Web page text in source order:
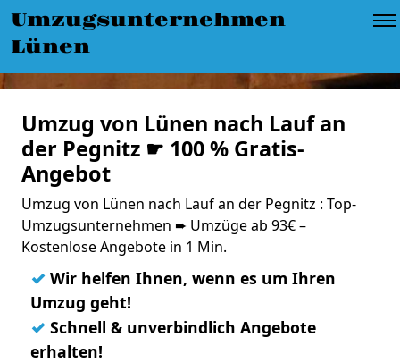
Umzugsunternehmen
Lünen
Umzug von Lünen nach Lauf an
der Pegnitz ☛ 100 % Gratis-
Angebot
Umzug von Lünen nach Lauf an der Pegnitz : Top-
Umzugsunternehmen ➨ Umzüge ab 93€ –
Kostenlose Angebote in 1 Min.
✓ Wir helfen Ihnen, wenn es um Ihren
Umzug geht!
✓ Schnell & unverbindlich Angebote
erhalten!